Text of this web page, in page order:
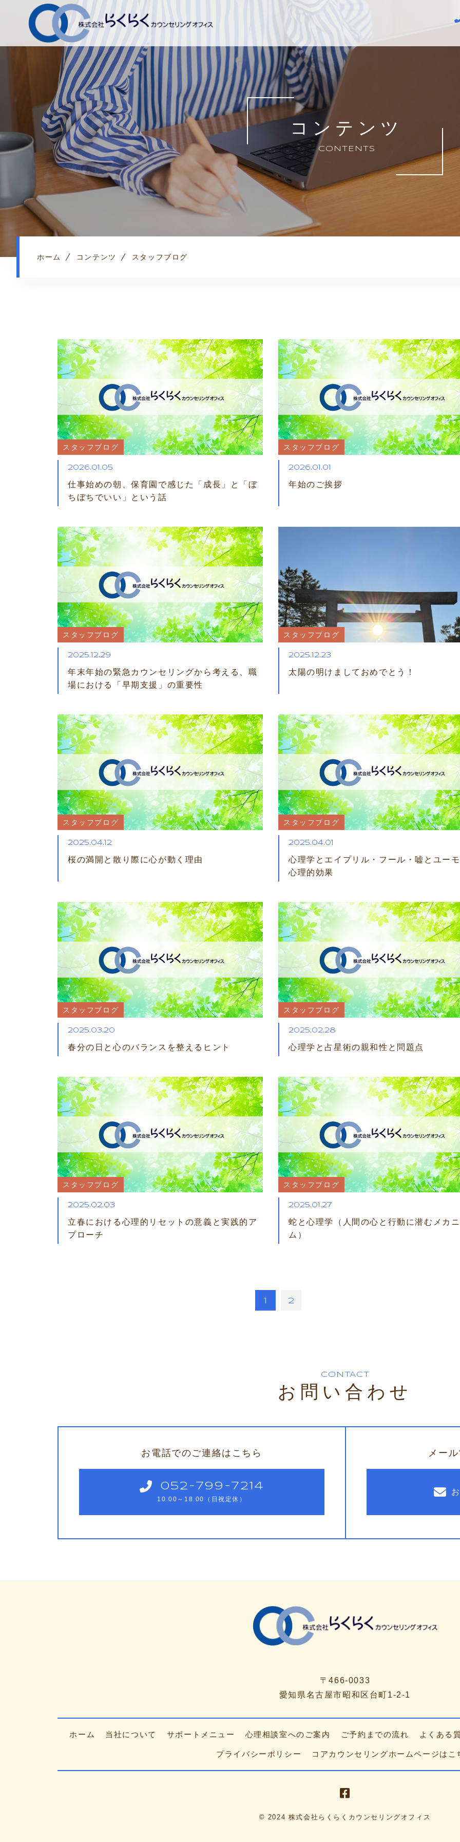
コンテンツ
CONTENTS
ホーム コンテンツ スタッフブログ
スタッフブログ
2026.01.05
仕事始めの朝、保育園で感じた「成長」と「ぼ
ちぼちでいい」という話
スタッフブログ
2026.01.01
年始のご挨拶
スタッフブログ
2025.12.29
年末年始の緊急カウンセリングから考える、職
場における「早期支援」の重要性
スタッフブログ
2025.12.23
太陽の明けましておめでとう！
スタッフブログ
2025.04.12
桜の満開と散り際に心が動く理由
スタッフブログ
2025.04.01
心理学とエイプリル・フール・嘘とユー
心理的効果
スタッフブログ
2025.03.20
春分の日と心のバランスを整えるヒント
スタッフブログ
2025.02.28
心理学と占星術の親和性と問題点
スタッフブログ
2025.02.03
立春における心理的リセットの意義と実践的ア
プローチ
スタッフブログ
2025.01.27
蛇と心理学（人間の心と行動に潜むメカ
ム）
1 2
CONTACT
お問い合わせ
お電話でのご連絡はこちら
052-799-7214
10:00～18:00（日祝定休）
メー
〒466-0033
愛知県名古屋市昭和区台町1-2-1
ホーム 当社について サポートメニュー 心理相談室への ご案内 ご予約までの流れ よくある
プライバシーポリシー コアカウンセリングホームページはこ
© 2024 株式会社らくらくカウンセリングオフィス